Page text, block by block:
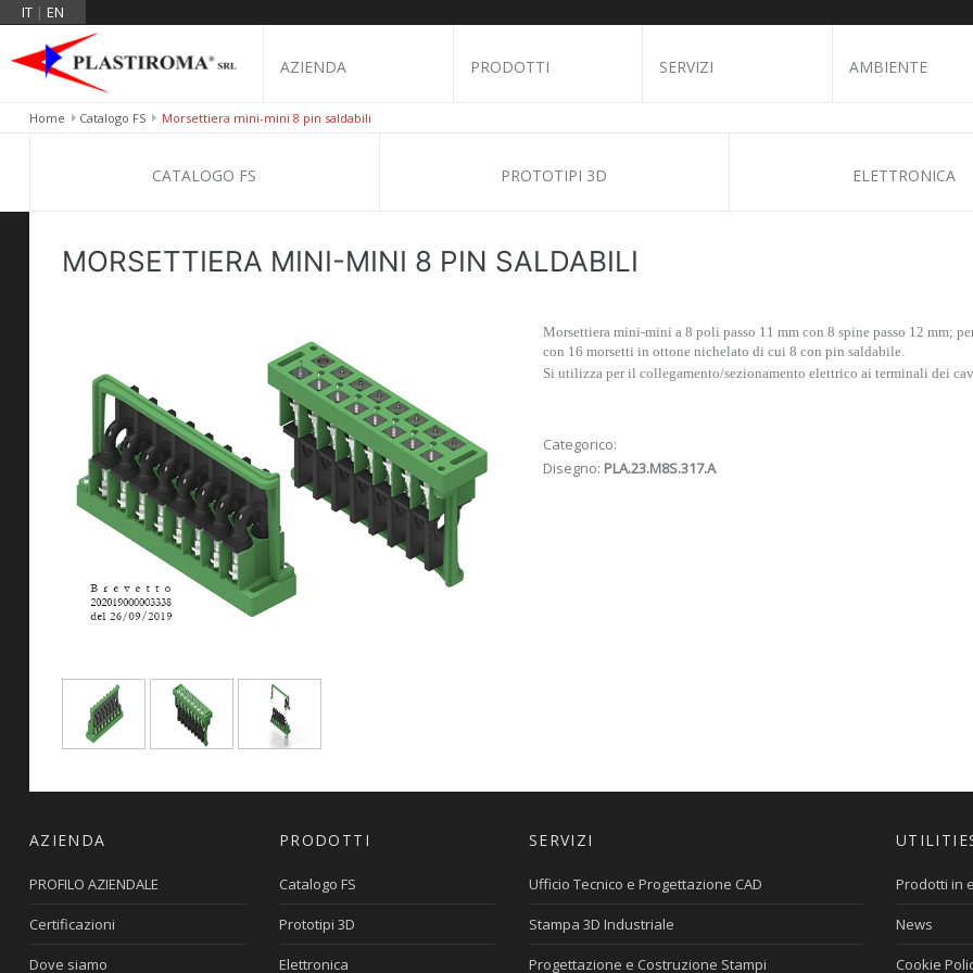
IT | EN
AZIENDA PRODOTTI SERVIZI AMBIENTE
Home Catalogo FS Morsettiera mini-mini 8 pin saldabili
CATALOGO FS PROTOTIPI 3D ELETTRONICA
MORSETTIERA MINI-MINI 8 PIN SALDABILI
Morsettiera mini-mini a 8 poli passo 11 mm con 8 spine passo 12 mm;
con 16 morsetti in ottone nichelato di cui 8 con pin saldabile.
Si utilizza per il collegamento/sezionamento elettrico ai terminali dei
Categorico:
Disegno: PLA.23.M8S.317.A
AZIENDA
PROFILO AZIENDALE
Certificazioni
Dove siamo
PRODOTTI
Catalogo FS
Prototipi 3D
Elettronica
SERVIZI
Ufficio Tecnico e Progettazione CAD
Stampa 3D Industriale
Progettazione e Costruzione Stampi
Prodotti in
News
Cookie